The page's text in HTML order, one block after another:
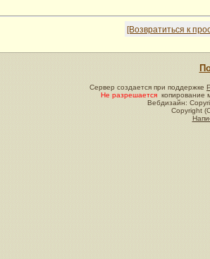
[Возвратиться к
Сервер создается при поддержке
Не разрешается копирование
Вебдизайн:
Copyright